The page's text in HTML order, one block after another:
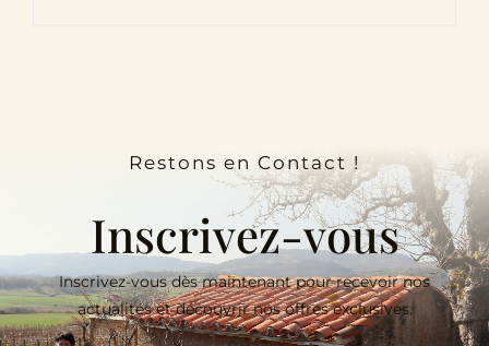
Restons en Contact !
Inscrivez-vous
Inscrivez-vous dès maintenant pour recevoir nos
actualités et découvrir nos offres exclusives.